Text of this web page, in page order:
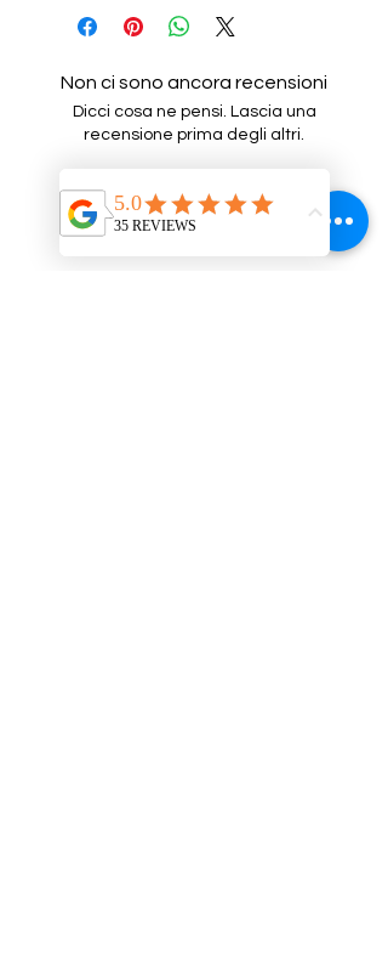
Non ci sono ancora recensioni
Dicci cosa ne pensi. Lascia una
recensione prima degli altri.
Lascia una recensione